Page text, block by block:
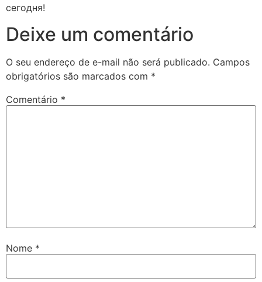
сегодня!
Deixe um comentário
O seu endereço de e-mail não será publicado. Campos
obrigatórios são marcados com *
Comentário *
Nome *